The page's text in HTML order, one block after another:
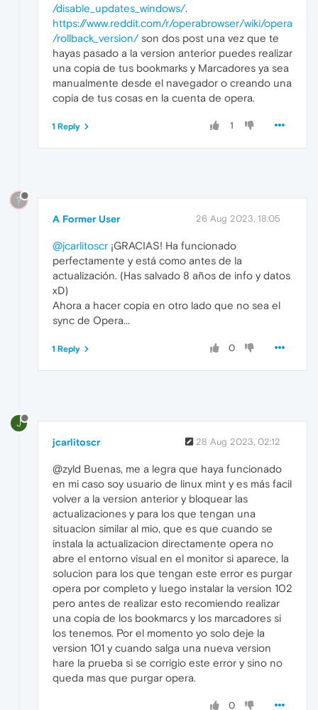
/disable_updates_windows/.
https://www.reddit.com/r/operabrowser/wiki/opera
/rollback_version/son dos post una vez que te
hayas pasado a la version anterior puedes realizar
una copia de tus bookmarks y Marcadores ya sea
manualmente desde el navegador o creando una
copia de tus cosas en la cuenta de opera.
1
1 Reply
?
A Former User 26 Aug 2023, 18:05
@jcarlitoscr ¡GRACIAS! Ha funcionado
perfectamente y está como antes de la
actualización. (Has salvado 8 años de info y datos
xD)
Ahora a hacer copia en otro lado que no sea el
sync de Opera...
0
1 Reply
J
jcarlitoscr 28 Aug 2023, 02:12
@zyld Buenas, me a legra que haya funcionado
en mi caso soy usuario de linux mint y es más facil
volver a la version anterior y bloquear las
actualizaciones y para los que tengan una
situacion similar al mio, que es que cuando se
instala la actualizacion directamente opera no
abre el entorno visual en el monitor si aparece, la
solucion para los que tengan este error es purgar
opera por completo y luego instalar la version 102
pero antes de realizar esto recomiendo realizar
una copia de los bookmarcs y los marcadores si
los tenemos. Por el momento yo solo deje la
version 101 y cuando salga una nueva version
hare la prueba si se corrigio este error y sino no
queda mas que purgar opera.
0